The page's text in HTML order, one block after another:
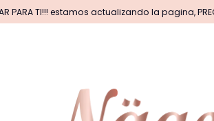
PARA TI!!! estamos actualizando la pagina,
DE ACRILICOS & GEL
PINCELES (por